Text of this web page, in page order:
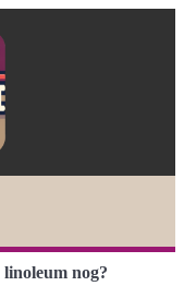
nog?